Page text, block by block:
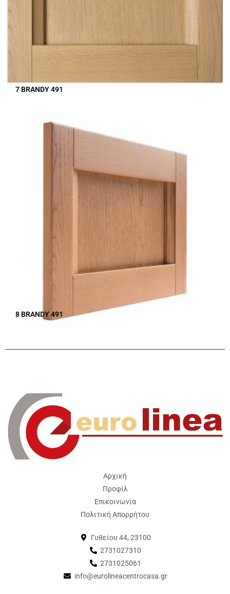
7 BRANDY 491
8 BRANDY 491
Αρχική
Προφίλ
Επικοινωνία
Πολιτική Απορρήτου
Γυθείου 44, 23100
2731027310
2731025061
info@eurolineacentrocasa.gr